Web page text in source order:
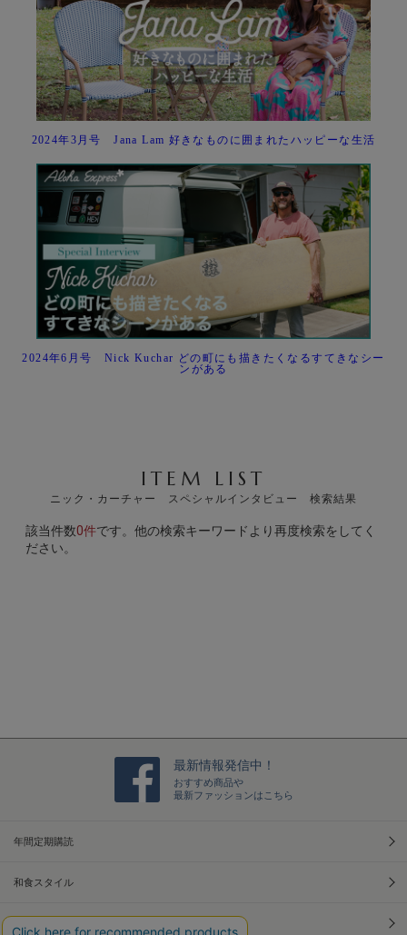
2024年3月号 Jana Lam 好きなものに囲まれたハッピーな生活
2024年6月号 Nick Kuchar どの町にも描きたくなるすてきなシー
ンがある
ITEM LIST
ニック・カーチャー スペシャルインタビュー 検索結果
該当件数0件です。他の検索キーワードより再度検索をしてく
ださい。
最新情報発信中！
おすすめ商品や
最新ファッションはこちら
年間定期購読
和食スタイル